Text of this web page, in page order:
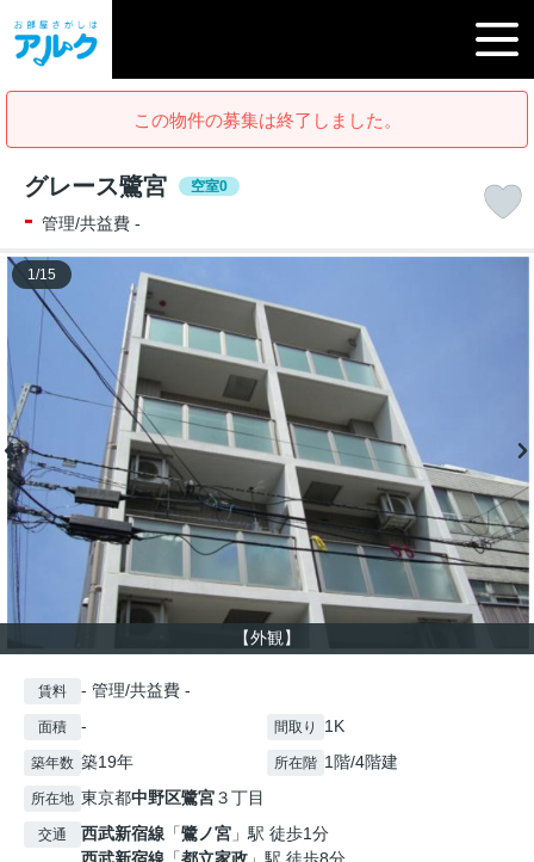
この物件の募集は終了しました。
グレース鷺宮 空室0
- 管理/共益費 -
【外観】
1 /15
賃料 - 管理/共益費 -
面積 - 間取り 1K
築年数 築19年 所在階 1階/4階建
所在地 東京都中野区鷺宮３丁目
交通 西武新宿線 「鷺ノ宮 」駅 徒歩1分